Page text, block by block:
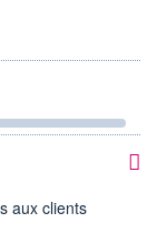
aux clients